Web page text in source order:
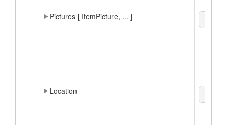
Pictures [ ItemPicture, ... ]
Location